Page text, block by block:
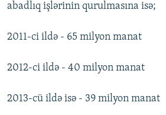
abadlıq işlərinin qurulmasına isə;
2011-ci ildə - 65 milyon manat
2012-ci ildə - 40 milyon manat
2013-cü ildə isə - 39 milyon manat